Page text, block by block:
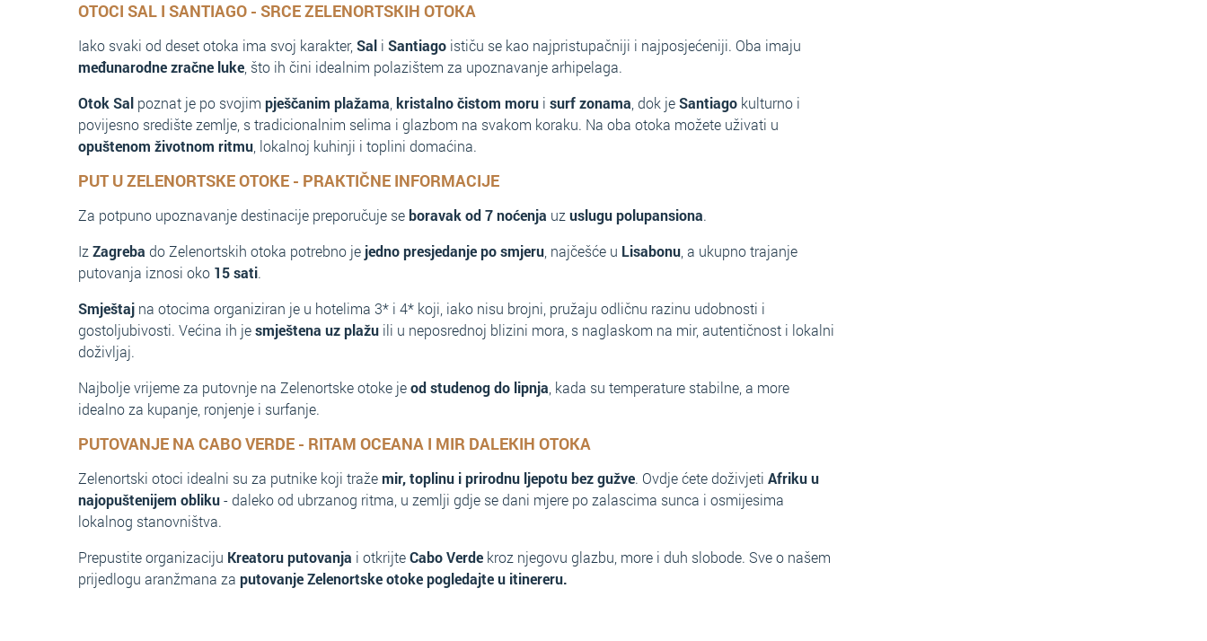
OTOCI SAL I SANTIAGO - SRCE ZELENORTSKIH OTOKA
Iako svaki od deset otoka ima svoj karakter, Sal i Santiago ističu se kao najpristupačniji i najposjećeniji. Oba imaju
međunarodne zračne luke , što ih čini idealnim polazištem za upoznavanje arhipelaga.
Otok Sal poznat je po svojim pješčanim plažama kristalno čistom moru i surf zonama , dok jeSantiago kulturno i
povijesno središte zemlje, s tradicionalnim selima i glazbom na svakom koraku. Na oba otoka možete uživati u
opuštenom životnom ritmu , lokalnoj kuhinji i toplini domaćina.
PUT U ZELENORTSKE OTOKE - PRAKTIČNE INFORMACIJE
Za potpuno upoznavanje destinacije preporučuje seboravak od 7 noćenja uz uslugu polupansiona.
Iz Zagreba do Zelenortskih otoka potrebno je jedno presjedanje po smjeru , najčešće u Lisabonu , a ukupno trajanje
putovanja iznosi oko 15 sati.
Smještaj na otocima organiziran je u hotelima 3* i 4* koji, iako nisu brojni, pružaju odličnu razinu udobnosti i
gostoljubivosti. Većina ih jesmještena uz plažu ili u neposrednoj blizini mora, s naglaskom na mir, autentičnost i lokalni
doživljaj.
Najbolje vrijeme za putovnje na Zelenortske otoke jeod studenog do lipnja , kada su temperature stabilne, a more
idealno za kupanje, ronjenje i surfanje.
PUTOVANJE NA CABO VERDE - RITAM OCEANA I MIR DALEKIH OTOKA
Zelenortski otoci idealni su za putnike koji tražemir, toplinu i prirodnu ljepotu bez gužve. Ovdje ćete doživjeti Afriku u
najopuštenijem obliku- daleko od ubrzanog ritma, u zemlji gdje se dani mjere po zalascima sunca i osmijesima
lokalnog stanovništva.
Prepustite organizaciju Kreatoru putovanja i otkrijteCabo Verde kroz njegovu glazbu, more i duh slobode. Sve o našem
prijedlogu aranžmana za putovanje Zelenortske otoke pogledajte u itinereru.